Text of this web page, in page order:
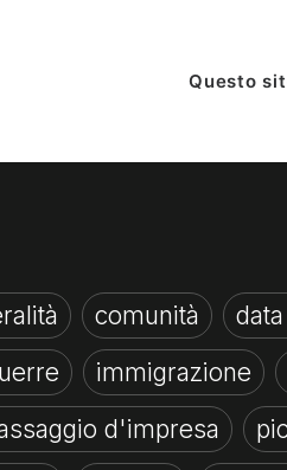
Questo
comunità
immigrazione
d'impresa